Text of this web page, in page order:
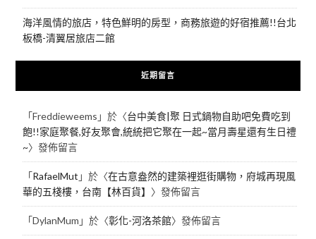
海洋風情的旅店，特色鮮明的房型，商務旅遊的好宿推薦!!台北
板橋-清翼居旅店二館
近期留言
「Freddieweems 」於〈台中美食|聚 日式鍋物自助吧免費吃到
飽!!家庭聚餐,好友聚會,統統把它聚在一起~當月壽星還有生日禮
~〉發佈留言
「RafaelMut 」於〈在古意盎然的建築裡逛街購物，府城再現風
華的五棧樓，台南【林百貨】 〉發佈留言
「DylanMum 」於〈彰化-河洛茶館〉發佈留言